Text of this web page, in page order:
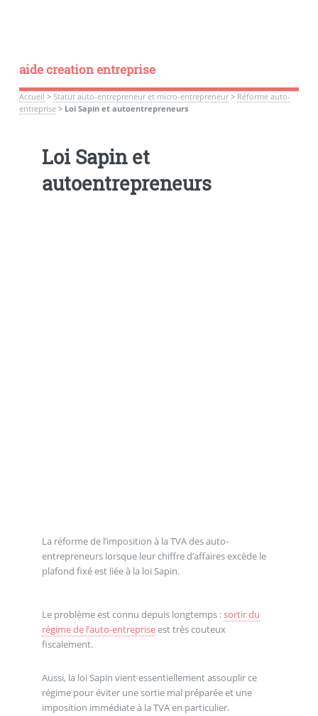
aide creation entreprise
Accueil > Statut auto-entrepreneur et micro-entrepreneur> Réforme auto-
entreprise> Loi Sapin et autoentrepreneurs
Loi Sapin et
autoentrepreneurs
La réforme de l’imposition à la TVA des auto-
entrepreneurs lorsque leur chiffre d’affaires excède le
plafond fixé est liée à la loi Sapin.
Le problème est connu depuis longtemps :sortir du
régime de l’auto-entrepriseest très couteux
fiscalement.
Aussi, la loi Sapin vient essentiellement assouplir ce
régime pour éviter une sortie mal préparée et une
imposition immédiate à la TVA en particulier.